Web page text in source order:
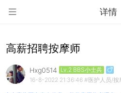
详情
高薪招聘按摩师
Hxg0514 Lv.2 BBS小士兵
16-8-2022 21:36:46 #医护人员/按